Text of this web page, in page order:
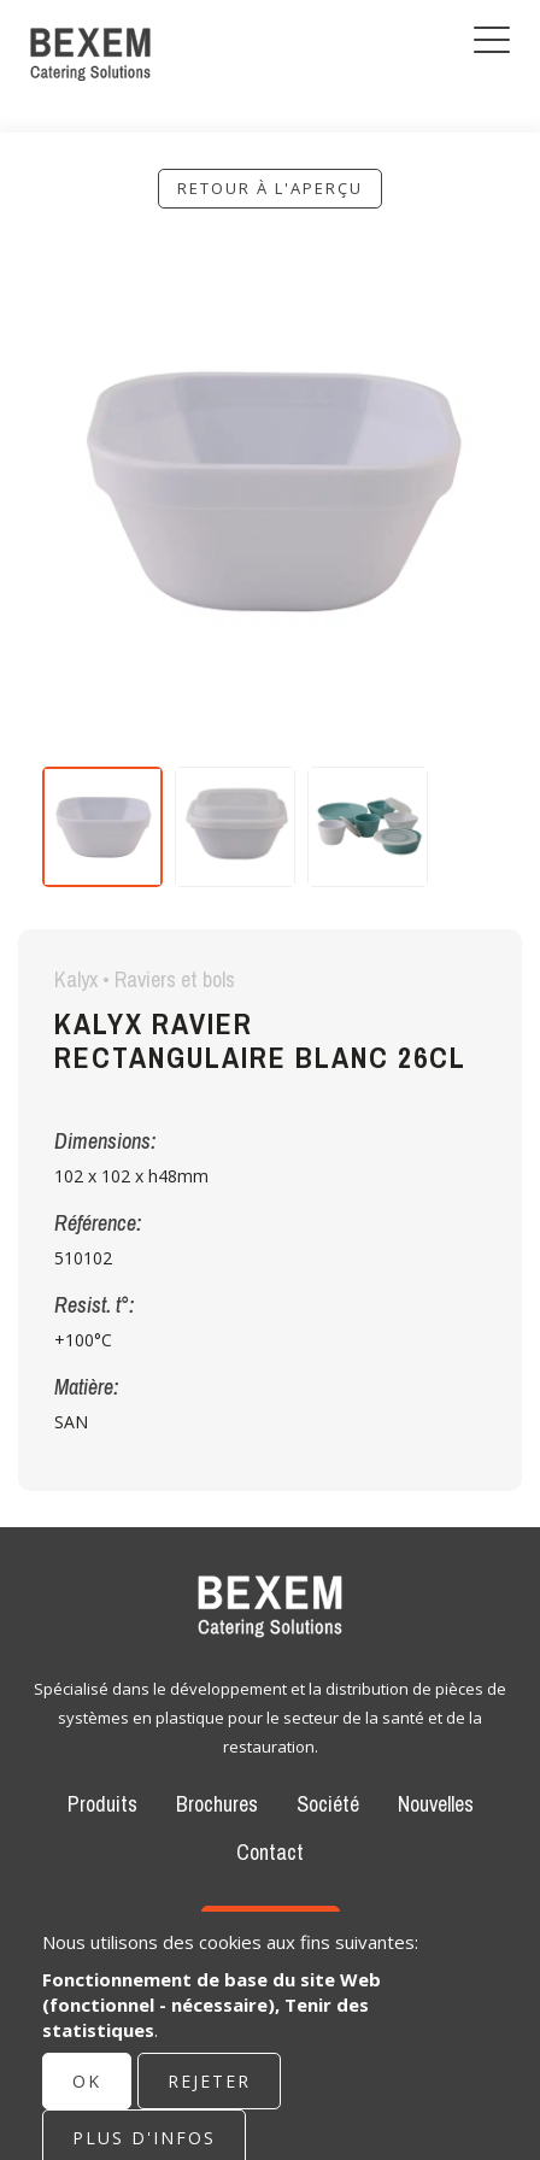
RETOUR À L'APERÇU
Kalyx • Raviers et bols
KALYX RAVIER
RECTANGULAIRE BLANC 26CL
Dimensions:
102 x 102 x h48mm
Référence:
510102
Resist. t°:
+100°C
Matière:
SAN
Spécialisé dans le développement et la distribution de pièces de
systèmes en plastique pour le secteur de la santé et de la
restauration.
Produits Brochures Société
Nouvelles
Contact
CONTACT
Bexem Catering Solutions
Siège social
3111 Wezemaal, België
info@bexem.be
Nous utilisons des cookies aux fins suivantes:
Fonctionnement de base du site Web
(fonctionnel - nécessaire), Tenir des
statistiques.
OK REJETER
PLUS D'INFOS